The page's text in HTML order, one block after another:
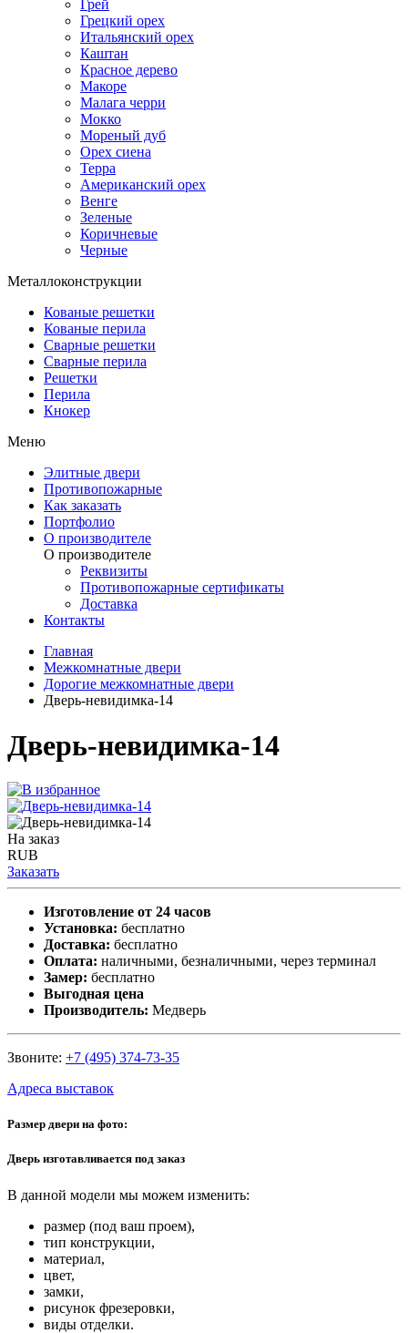
Грей
Грецкий орех
Итальянский орех
Каштан
Красное дерево
Макоре
Малага черри
Мокко
Мореный дуб
Орех сиена
Терра
Американский орех
Венге
Зеленые
Коричневые
Черные
Металлоконструкции
Кованые решетки
Кованые перила
Сварные решетки
Сварные перила
Решетки
Перила
Кнокер
Меню
Элитные двери
Противопожарные
Как заказать
Портфолио
О производителе
О производителе
Реквизиты
Противопожарные сертификаты
Доставка
Контакты
Главная
Межкомнатные двери
Дорогие межкомнатные двери
Дверь-невидимка-14
Дверь-невидимка-14
На заказ
RUB
Заказать
Изготовление от 24 часов
Установка: бесплатно
Доставка: бесплатно
Оплата: наличными, безналичными, через терминал
Замер: бесплатно
Выгодная цена
Производитель: Медверь
Звоните: +7 (495) 374-73-35
Адреса выставок
Размер двери на фото:
Дверь изготавливается под заказ
В данной модели мы можем изменить:
размер (под ваш проем),
тип конструкции,
материал,
цвет,
замки,
рисунок фрезеровки,
виды отделки.